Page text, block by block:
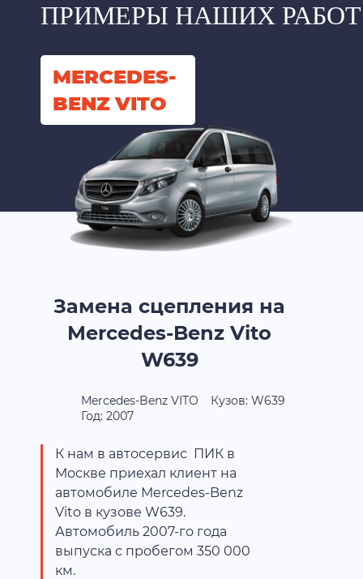
ПРИМЕРЫ НАШИХ РАБОТ
MERCEDES-
BENZ VITO
Замена сцепления на
Mercedes-Benz Vito
W639
Mercedes-Benz VITO
Кузов: W639
Год: 2007
К нам в автосервис ПИК в
Москве приехал клиент на
автомобиле Mercedes-Benz
Vito в кузове W639.
Автомобиль 2007-го года
выпуска с пробегом 350 000
км.